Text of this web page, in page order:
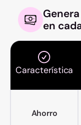
en
Característica
Ahorro